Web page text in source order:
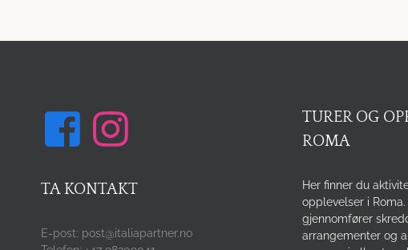
TA KONTAKT
E-post: post@italiapartner.no
TURER OG
ROMA
Her finner du
opplevelser i
gjennomfører
arrangementer og